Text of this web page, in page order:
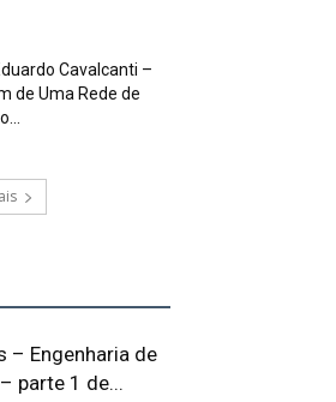
Cavalcanti –
de Uma Rede de
– Engenharia de
parte 1 de...